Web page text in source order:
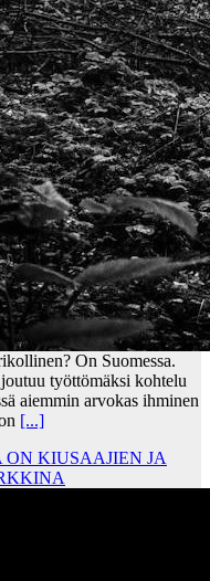
On Suomessa.
työttömäksi kohtelu
aiemmin arvokas ihminen
[...]
KIUSAAJIEN JA